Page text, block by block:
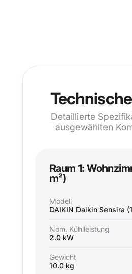
Detaillierte
ausgewählten
Raum 1:
m²)
Modell
DAIKIN Daikin Sensira
Nom. Kühlleistung
2.0 kW
Gewicht
10.0 kg